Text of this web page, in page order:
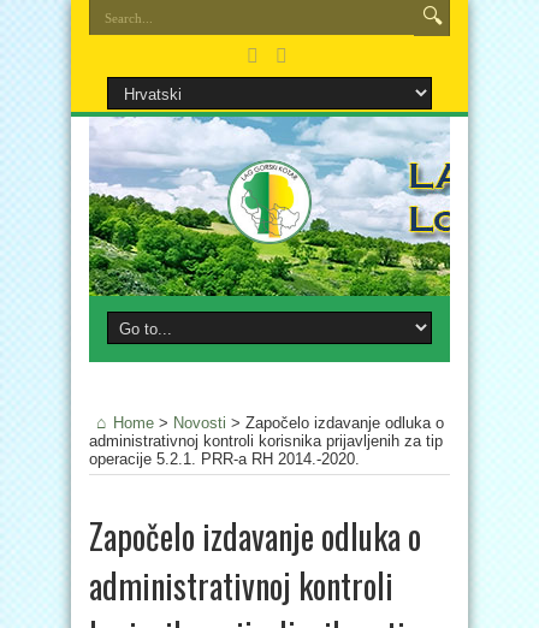
Home > Novosti > Započelo izdavanje odluka o
administrativnoj kontroli korisnika prijavljenih za tip
operacije 5.2.1. PRR-a RH 2014.-2020.
Započelo izdavanje odluka o
administrativnoj kontroli